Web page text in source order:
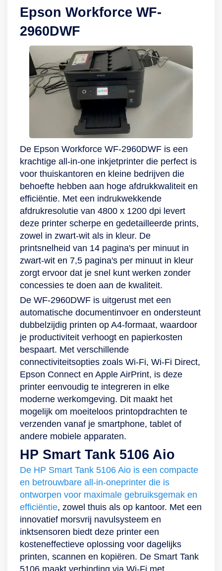
bijvoorbeeld People
blauwe lucht en
groene
landschappen, of
Night Scene om
donkere details
levendiger te
maken.
Epson Workforce WF-
2960DWF
De Epson Workforce WF-2960DWF is een
krachtige all-in-one inkjetprinter die perfect is
voor thuiskantoren en kleine bedrijven die
behoefte hebben aan hoge afdrukkwaliteit en
efficiëntie. Met een indrukwekkende
afdrukresolutie van 4800 x 1200 dpi levert
deze printer scherpe en gedetailleerde prints,
zowel in zwart-wit als in kleur. De
printsnelheid van 14 pagina's per minuut in
zwart-wit en 7,5 pagina's per minuut in kleur
zorgt ervoor dat je snel kunt werken zonder
concessies te doen aan de kwaliteit.
De WF-2960DWF is uitgerust met een
automatische documentinvoer en ondersteunt
dubbelzijdig printen op A4-formaat, waardoor
je productiviteit verhoogt en papierkosten
bespaart. Met verschillende
connectiviteitsopties zoals Wi-Fi, Wi-Fi Direct,
Epson Connect en Apple AirPrint, is deze
printer eenvoudig te integreren in elke
moderne werkomgeving. Dit maakt het
mogelijk om moeiteloos printopdrachten te
verzenden vanaf je smartphone, tablet of
andere mobiele apparaten.
HP Smart Tank 5106 Aio
De HP Smart Tank 5106 Aio is een compacte
en betrouwbare all-in-oneprinter die is
ontworpen voor maximale gebruiksgemak en
efficiëntie, zowel thuis als op kantoor. Met een
innovatief morsvrij navulsysteem en
inktsensoren biedt deze printer een
kosteneffectieve oplossing voor dagelijks
printen, scannen en kopiëren. De Smart Tank
5106 maakt verbinding via Wi-Fi met